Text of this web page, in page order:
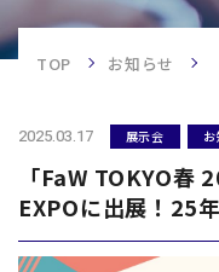
TOP
企業情報
TOP お知らせ
2025.03.17 展示会
「FaW TOKYO春
EXPOに出展！25